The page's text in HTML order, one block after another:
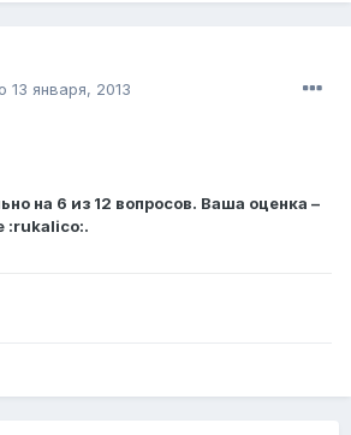
13 января, 2013
на 6 из 12 вопросов. Ваша оценка –
:rukalico:.